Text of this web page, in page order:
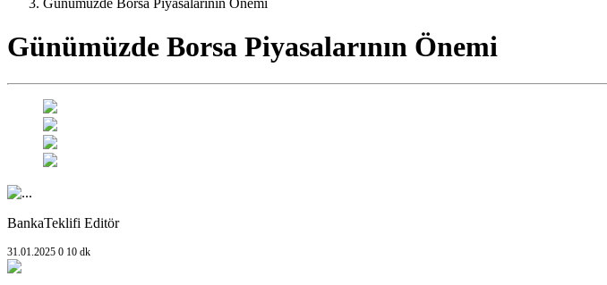
Günümüzde Borsa Piyasalarının Önemi
Günümüzde Borsa Piyasalarının Önemi
BankaTeklifi Editör
31.01.2025 0 10 dk